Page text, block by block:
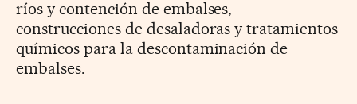
ríos y contención de embalses,
construcciones de desaladoras y tratamientos
químicos para la descontaminación de
embalses.